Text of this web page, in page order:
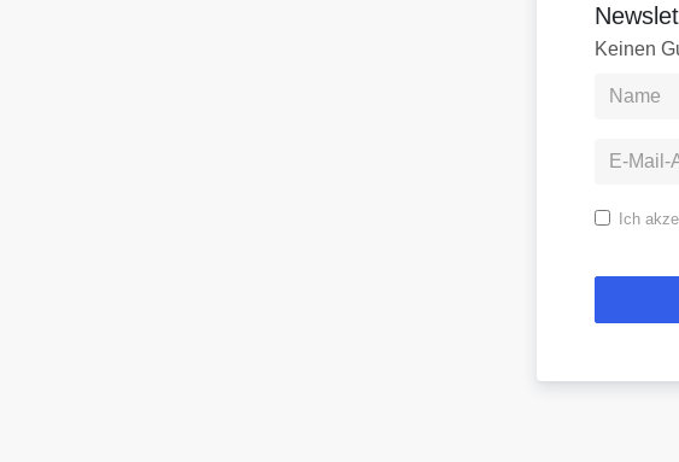
Keinen
Ich